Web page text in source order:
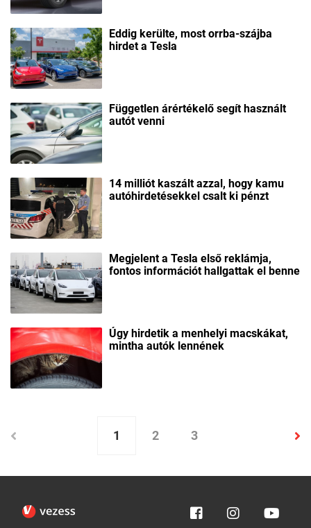
Eddig kerülte, most orrba-szájba
hirdet a Tesla
Független árértékelő segít használt
autót venni
14 milliót kaszált azzal, hogy kamu
autóhirdetésekkel csalt ki pénzt
Megjelent a Tesla első reklámja,
fontos információt hallgattak el benne
Úgy hirdetik a menhelyi macskákat,
mintha autók lennének
1 2 3